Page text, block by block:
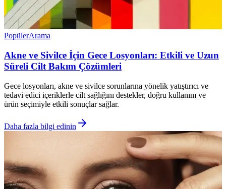
PopülerArama
Akne ve Sivilce İçin Gece Losyonları: Etkili ve Uzun
Süreli Cilt Bakım Çözümleri
Gece losyonları, akne ve sivilce sorunlarına yönelik yatıştırıcı ve
tedavi edici içeriklerle cilt sağlığını destekler, doğru kullanım ve
ürün seçimiyle etkili sonuçlar sağlar.
Daha fazla bilgi edinin